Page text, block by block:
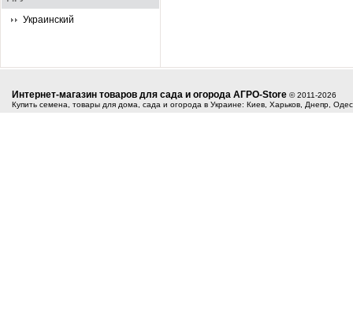
Украинский
Интернет-магазин товаров для сада и огорода АГРО-Store © 2011-2026
Купить семена, товары для дома, сада и огорода в Украине: Киев, Харьков, Днепр,